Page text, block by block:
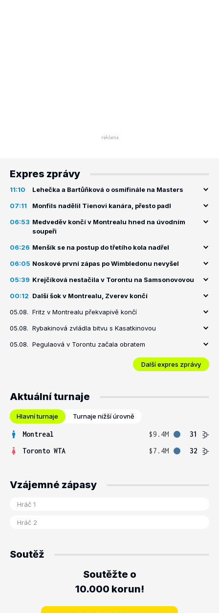
Expres zprávy
11:10 Lehečka a Bartůňková o osmifinále na Masters
07:11 Monfils nadělil Tienovi kanára, přesto padl
06:53 Medveděv končí v Montrealu hned na úvodním
soupeři
06:26 Menšík se na postup do třetího kola nadřel
06:05 Noskové první zápas po Wimbledonu nevyšel
05:39 Krejčíková nestačila v Torontu na Samsonovovou
00:12 Další šok v Montrealu, Zverev končí
05.08. Fritz v Montrealu překvapivě končí
05.08. Rybakinová zvládla bitvu s Kasatkinovou
05.08. Pegulaová v Torontu začala obratem
Další expres zprávy
Aktuální turnaje
Hlavní turnaje Turnaje nižší úrovně
Montreal $9.4M
31
Toronto WTA
$7.4M 32
Vzájemné zápasy
Soutěž
Soutěžte o
10.000 korun!